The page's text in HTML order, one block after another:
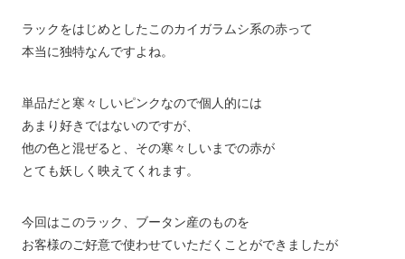
ラックをはじめとしたこのカイガラムシ系の赤って
本当に独特なんですよね。
単品だと寒々しいピンクなので個人的には
あまり好きではないのですが、
他の色と混ぜると、その寒々しいまでの赤が
とても妖しく映えてくれます。
今回はこのラック、ブータン産のものを
お客様のご好意で使わせていただくことができましたが